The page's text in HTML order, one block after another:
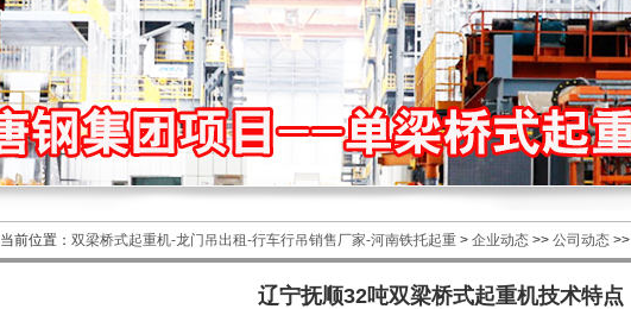
当前位置： 双梁桥式起重机-龙门吊出租-行车行吊销售厂家-河南铁托起重 > 企业动态 >> 公司动态 >>
辽宁抚顺32吨双梁桥式起重机技术特点